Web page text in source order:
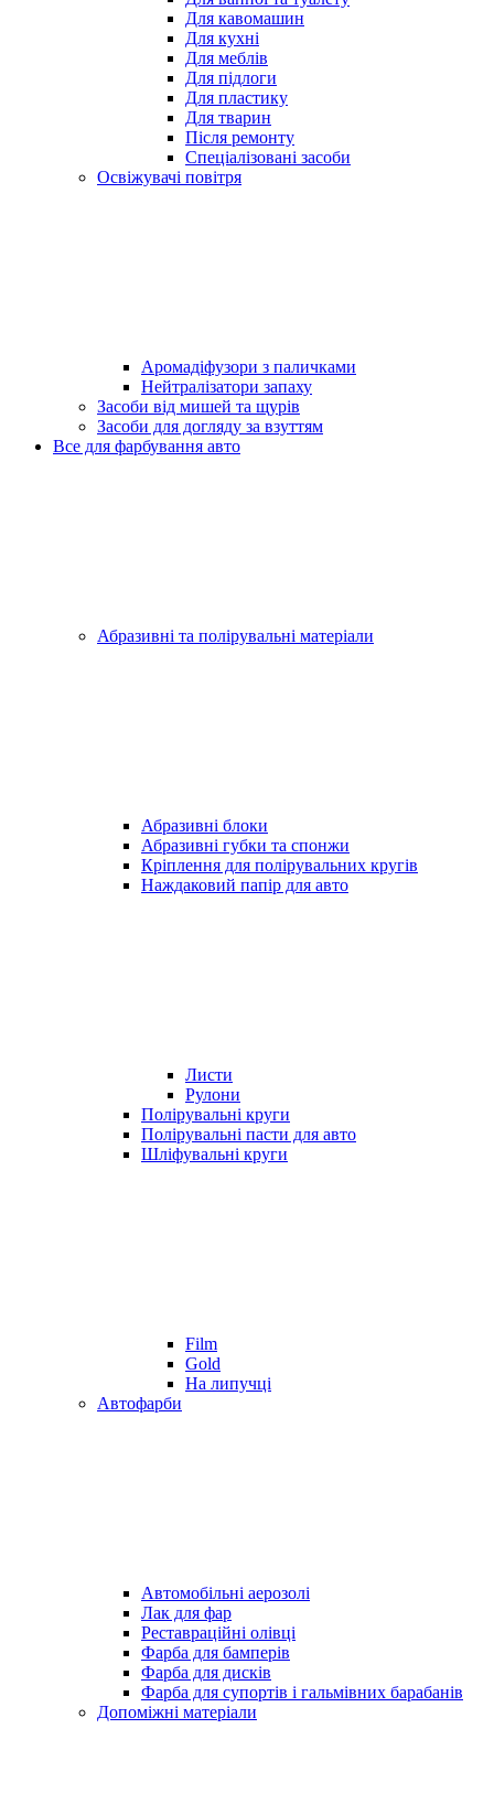
Для кавомашин
Для кухні
Для меблів
Для підлоги
Для пластику
Для тварин
Після ремонту
Спеціалізовані засоби
Освіжувачі повітря
Аромадіфузори з паличками
Нейтралізатори запаху
Засоби від мишей та щурів
Засоби для догляду за взуттям
Все для фарбування авто
Абразивні та полірувальні матеріали
Абразивні блоки
Абразивні губки та спонжи
Кріплення для полірувальних кругів
Наждаковий папір для авто
Листи
Рулони
Полірувальні круги
Полірувальні пасти для авто
Шліфувальні круги
Film
Gold
На липучці
Автофарби
Автомобільні аерозолі
Лак для фар
Реставраційні олівці
Фарба для бамперів
Фарба для дисків
Фарба для супортів і гальмівних барабанів
Допоміжні матеріали